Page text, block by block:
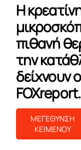
Η
πιθανή
την
δείχνουν
ΜΕΓΕΘΥΝΣΗ
ΚΕΙΜΕΝΟΥ